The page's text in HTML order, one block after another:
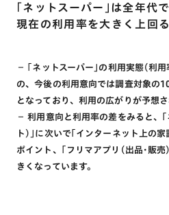
｢ネットスーパー｣は全年代
現在の利用率を大きく上回る
－ ｢ネットスーパー｣の利用実態(利
の、今後の利用意向では調査対象の
となっており、利用の広がりが予想さ
－ 利用意向と利用率の差をみると、
ト)｣に次いで｢インターネット上の
ポイント、｢フリマアプリ(出品･販
きくなっています。